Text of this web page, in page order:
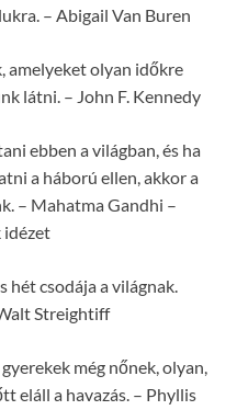
– Abigail Van Buren
amelyeket olyan időkre
látni. – John F. Kennedy
ebben a világban, és ha
a háború ellen, akkor a
– Mahatma Gandhi –
idézet
hét csodája a világnak.
Streightiff
még nőnek, olyan,
eláll a havazás. – Phyllis